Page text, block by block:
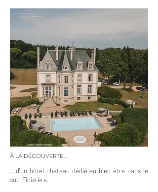
À LA DÉCOUVERTE...
...d'un hôtel-château dédié au bien-être dans le
sud-Finistère.